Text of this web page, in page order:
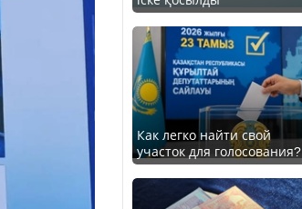
Как легко найти свой
участок для голосования?